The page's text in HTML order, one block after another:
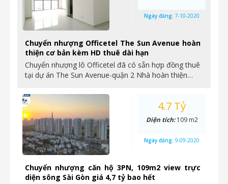
Chuyển nhượng Officetel The Sun Avenue hoàn
thiện cơ bản kèm HD thuê dài hạn
Chuyển nhượng lô Officetel đã có sẵn hợp đồng thuê
tại dự án The Sun Avenue-quận 2 Nhà hoàn thiện…
Ngày đăng: 7-10-2020
Chuyển nhượng căn hộ 3PN, 109m2 view trực
diện sông Sài Gòn giá 4,7 tỷ bao hết
4.7 Tỷ
Diện tích:109 m2
Ngày đăng: 9-09-2020